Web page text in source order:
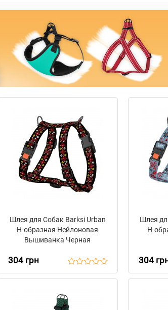
Шлея для Собак Barksi Urban
Н-образная Нейлоновая
Вышиванка Черная
304 грн
Шлея
Н-
304